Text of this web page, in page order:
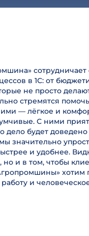
в 1С: от
не просто
стремятся
— лёгкое и
С ними
дело будет
значительно
и удобнее.
но и в том, чтобы
хотим
и